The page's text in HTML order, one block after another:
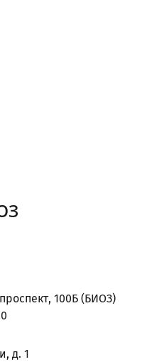
100Б (БИОЗ)
д. 1